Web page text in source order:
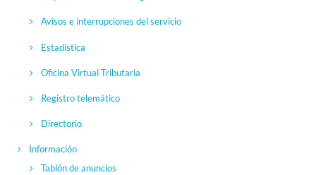
Avisos e interrupciones del servicio
Estadística
Oficina Virtual Tributaria
Registro telemático
Directorio
Información
Tablón de anuncios